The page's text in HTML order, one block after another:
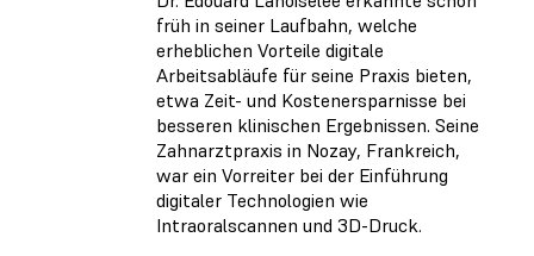
früh in seiner Laufbahn, welche
erheblichen Vorteile digitale
Arbeitsabläufe für seine Praxis bieten,
etwa Zeit- und Kostenersparnisse bei
besseren klinischen Ergebnissen. Seine
Zahnarztpraxis in Nozay, Frankreich,
war ein Vorreiter bei der Einführung
digitaler Technologien wie
Intraoralscannen und 3D-Druck.